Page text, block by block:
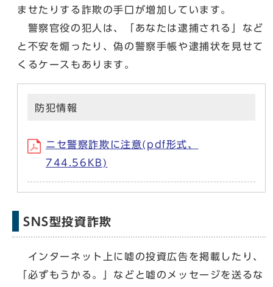
ませたりする詐欺の手口が増加しています。
警察官役の犯人は、「あなたは逮捕される」など
と不安を煽ったり、偽の警察手帳や逮捕状を見せて
くるケースもあります。
防犯情報
ニセ警察詐欺に注意(pdf形式、
744.56KB)
SNS型投資詐欺
インターネット上に嘘の投資広告を掲載したり、
「必ずもうかる。」などと嘘のメッセージを送るな